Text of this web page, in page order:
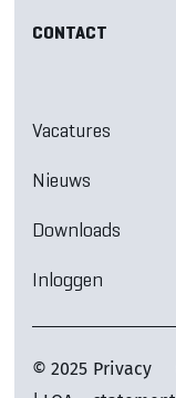
CONTACT
Vacatures
Nieuws
Downloads
Inloggen
© 2025 Privacy